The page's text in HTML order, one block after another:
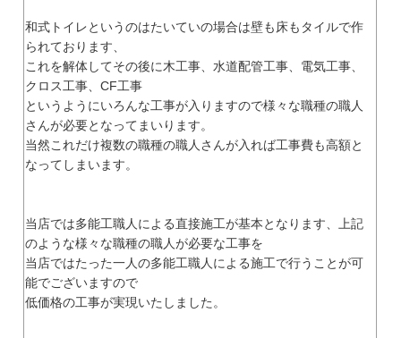
和式トイレというのはたいていの場合は壁も床もタイルで作
られております、
これを解体してその後に木工事、水道配管工事、電気工事、
クロス工事、CF工事
というようにいろんな工事が入りますので様々な職種の職人
さんが必要となってまいります。
当然これだけ複数の職種の職人さんが入れば工事費も高額と
なってしまいます。
当店では多能工職人による直接施工が基本となります、上記
のような様々な職種の職人が必要な工事を
当店ではたった一人の多能工職人による施工で行うことが可
能でございますので
低価格の工事が実現いたしました。